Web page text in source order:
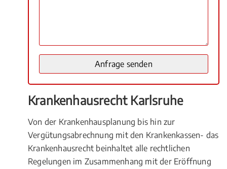
Krankenhausrecht Karlsruhe
Von der Krankenhausplanung bis hin zur
Vergütungsabrechnung mit den Krankenkassen- das
Krankenhausrecht beinhaltet alle rechtlichen
Regelungen im Zusammenhang mit der Eröffnung